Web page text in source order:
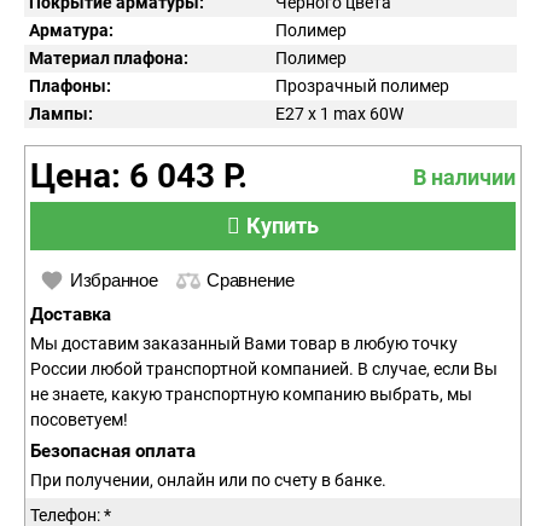
Арматура:
Полимер
Материал плафона:
Полимер
Плафоны:
Прозрачный полимер
Лампы:
E27 x 1 max 60W
Цена: 6 043 Р.
В наличии
Купить
Избранное Сравнение
Доставка
Мы доставим заказанный Вами товар в любую точку
России любой транспортной компанией. В случае, если Вы
не знаете, какую транспортную компанию выбрать, мы
посоветуем!
Безопасная оплата
При получении, онлайн или по счету в банке.
Телефон: *